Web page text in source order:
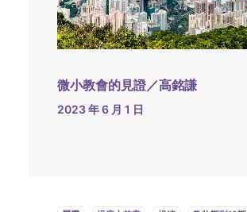
微小教會的見證／高銘謙
2023 年 6 月 1 日